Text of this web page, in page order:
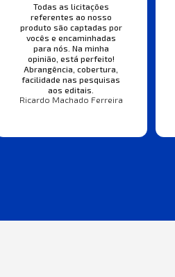
Todas as licitações
referentes ao nosso
produto são captadas por
vocês e encaminhadas
para nós. Na minha
opinião, está perfeito!
Abrangência, cobertura,
facilidade nas pesquisas
aos editais.
Ricardo Machado Ferreira